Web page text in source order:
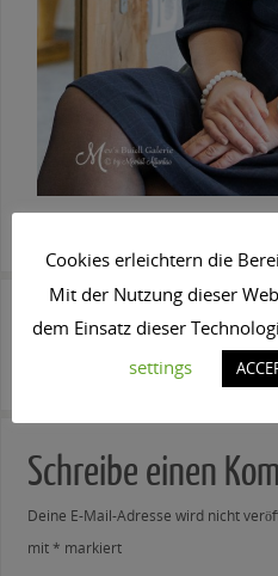
Bildschoen_Logo_Design_2c-
Schreibe einen
Deine E-Mail-Adresse wird nicht
mit* markiert
Cookies erleichtern die
Mit der Nutzung dieser
dem Einsatz dieser
settings